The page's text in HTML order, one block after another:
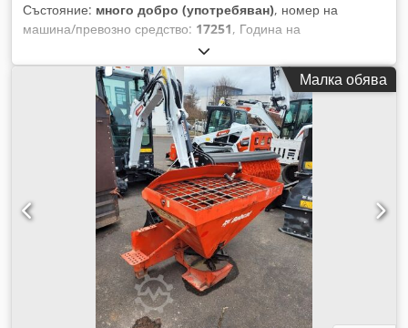
Състояние: много добро (употребяван), номер на
машина/превозно средство: 17251, Година на
, часове на работа:
товароносимост:2 000 кг, височина на повдигане:4 730
, свободно повдигане:1 470 мм, център на товара:500
, тип гориво:дизел, тип мачта:триплекс, строителна
2 190 мм, дължина на вилиците:1 050 мм
размер на предната гума:7.00-15 5.50, размер на задната
, общо тегло:4 053 кг, 5215420 Сериен
номер: FDA2A-5052-00236 Codpfxezr Db Hs Amgsrf
Малка обява